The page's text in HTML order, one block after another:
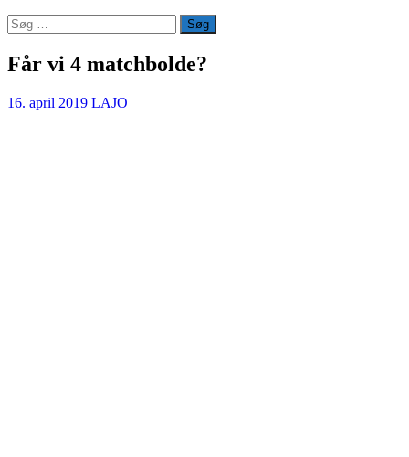
Søg
efter:
Får vi 4 matchbolde?
16. april 2019 LAJO